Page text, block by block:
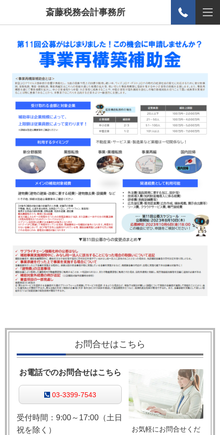
斎藤税務会計事務所
お問合せはこちら
お気軽にお問合せくだ
お電話でのお問合せはこちら
03-3399-7543
受付時間：9:00～17:00（土日
祝を除く）